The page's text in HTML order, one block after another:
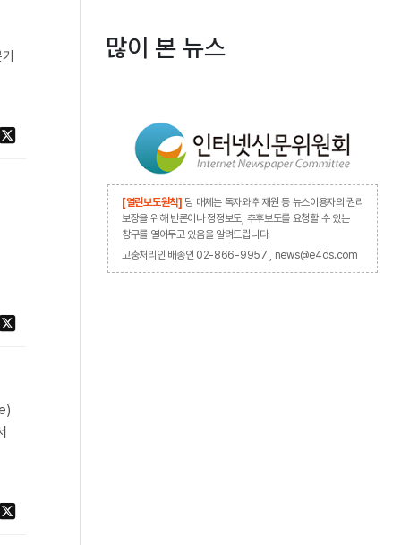
많이 본 뉴스
[열린보도원칙] 당 매체는 독자와 취재원 등 뉴스이용자의 권리
보장을 위해 반론이나 정정보도, 추후보도를 요청할 수 있는
창구를 열어두고 있음을 알려드립니다.
고충처리인 배종인 02-866-9957 , news@e4ds.com